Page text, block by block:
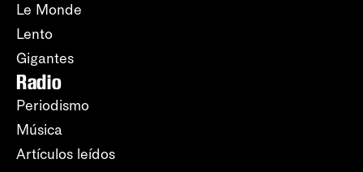
Le Monde
Lento
Gigantes
Radio
Periodismo
Música
Artículos leídos